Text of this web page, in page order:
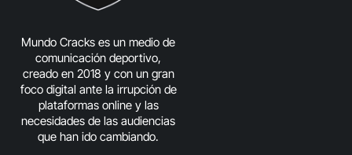
Mundo Cracks es un medio de
comunicación deportivo,
creado en 2018 y con un gran
foco digital ante la irrupción de
plataformas online y las
necesidades de las audiencias
que han ido cambiando.